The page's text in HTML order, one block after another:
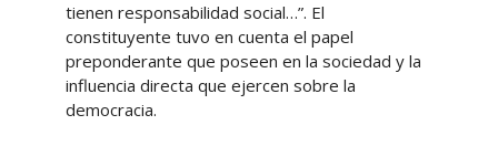
tienen responsabilidad social…”. El
constituyente tuvo en cuenta el papel
preponderante que poseen en la sociedad y la
influencia directa que ejercen sobre la
democracia.